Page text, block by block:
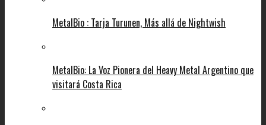
MetalBio : Tarja Turunen, Más allá de Nightwish
MetalBio: La Voz Pionera del Heavy Metal Argentino que
visitará Costa Rica